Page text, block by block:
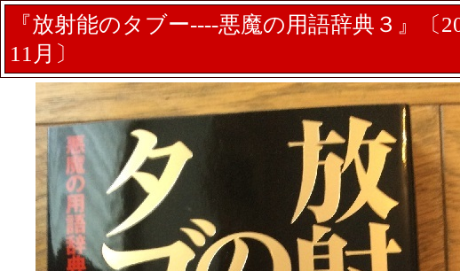
『放射能のタブー----悪魔の用語辞典３』〔
11月〕